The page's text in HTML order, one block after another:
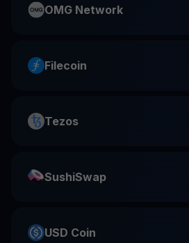
OMG Network
Filecoin
Tezos
SushiSwap
USD Coin